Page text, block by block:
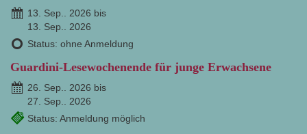
13. Sep.. 2026 bis
13. Sep.. 2026
Status: ohne Anmeldung
Guardini-Lesewochenende für junge Erwachsene
26. Sep.. 2026 bis
27. Sep.. 2026
Status: Anmeldung möglich